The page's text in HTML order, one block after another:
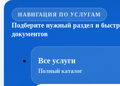
НАВИГАЦИЯ ПО УСЛУГАМ
Подберите нужный раздел и
документов
Все услуги
Полный каталог